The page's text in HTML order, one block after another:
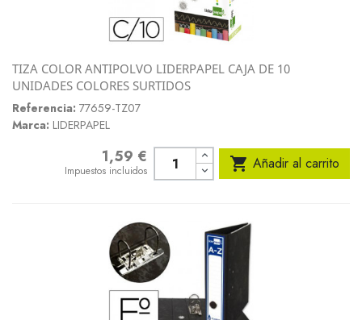
TIZA COLOR ANTIPOLVO LIDERPAPEL CAJA DE 10
UNIDADES COLORES SURTIDOS
Referencia: 77659-TZ07
Marca: LIDERPAPEL
1,59 €
Impuestos incluidos  Añadir al carrito